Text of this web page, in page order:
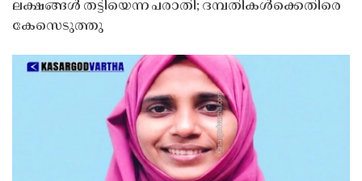
ലക്ഷങ്ങൾ തട്ടിയെന്ന പരാതി; ദമ്പതികൾക്കെതിരെ
കേസെടുത്തു